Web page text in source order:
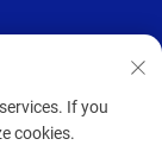
If you
cookies.